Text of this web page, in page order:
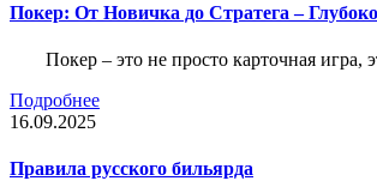
Покер: От Новичка до Стратега –
Покер – это не просто карточная игра,
Подробнее
16.09.2025
Правила русского бильярда